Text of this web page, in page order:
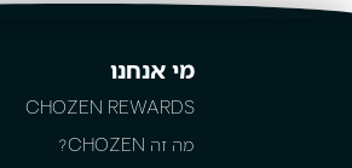
מי אנחנו
CHOZEN REWARDS
מה זה CHOZEN?